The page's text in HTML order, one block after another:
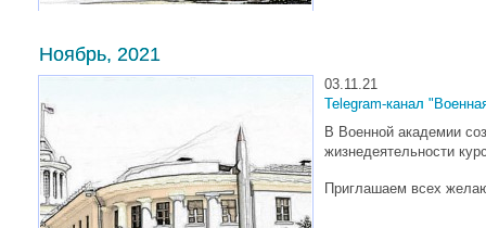
Ноябрь, 2021
03.11.21
Telegram-канал
В Военной академии
жизнедеятельности
Приглашаем всех